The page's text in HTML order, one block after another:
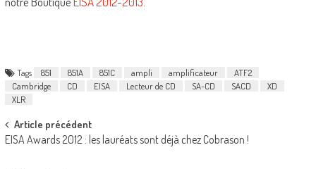
Tags 851 851A 851C ampli amplificateur
ATF2
Cambridge
CD EISA Lecteur de CD SA-CD SACD
XD
XLR
Post
navigation
Article précédent
EISA Awards 2012 : les lauréats sont déjà chez Cobrason !